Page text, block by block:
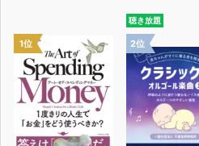
この作品は、合成音声による
1位
聴き放題
2位